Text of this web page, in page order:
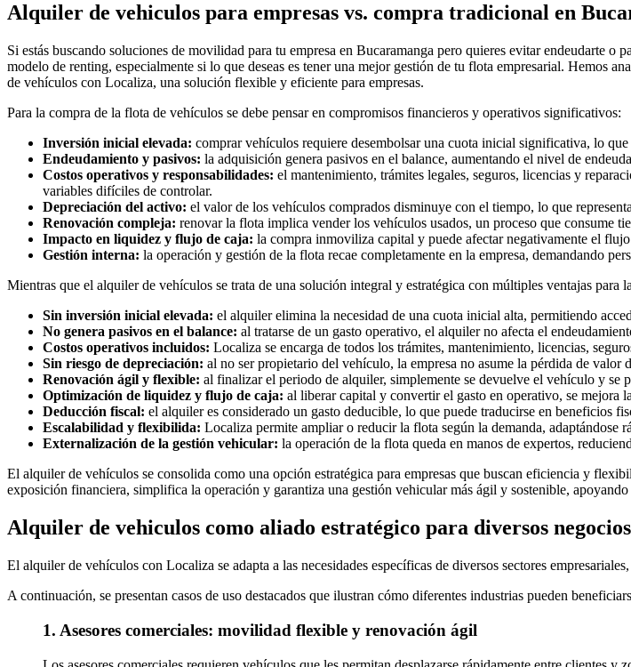
Alquiler de vehiculos para empresas vs. compra tradicional en
Si estás buscando soluciones de movilidad para tu empresa en Bucaramanga pero quieres evitar endeudarte
modelo de renting, especialmente si lo que deseas es tener una mejor gestión de tu flota empresarial. Hemos
de vehículos con Localiza, una solución flexible y eficiente para empresas.
Para la compra de la flota de vehículos se debe pensar en compromisos financieros y operativos significativos:
Inversión inicial elevada: comprar vehículos requiere desembolsar una cuota inicial significativa, lo
Endeudamiento y pasivos: la adquisición genera pasivos en el balance, aumentando el nivel de
Costos operativos y responsabilidades: el mantenimiento, trámites legales, seguros, licencias y
variables difíciles de controlar.
Depreciación del activo: el valor de los vehículos comprados disminuye con el tiempo, lo que
Renovación compleja: renovar la flota implica vender los vehículos usados, un proceso que consume
Impacto en liquidez y flujo de caja: la compra inmoviliza capital y puede afectar negativamente el
Gestión interna: la operación y gestión de la flota recae completamente en la empresa, demandando
Mientras que el alquiler de vehículos se trata de una solución integral y estratégica con múltiples ventajas para
Sin inversión inicial elevada: el alquiler elimina la necesidad de una cuota inicial alta, permitiendo
No genera pasivos en el balance: al tratarse de un gasto operativo, el alquiler no afecta el
Costos operativos incluidos: Localiza se encarga de todos los trámites, mantenimiento, licencias,
Sin riesgo de depreciación: al no ser propietario del vehículo, la empresa no asume la pérdida de valor
Renovación ágil y flexible: al finalizar el periodo de alquiler, simplemente se devuelve el vehículo y se
Optimización de liquidez y flujo de caja: al liberar capital y convertir el gasto en operativo, se
Deducción fiscal: el alquiler es considerado un gasto deducible, lo que puede traducirse en beneficios
Escalabilidad y flexibilida: Localiza permite ampliar o reducir la flota según la demanda, adaptándose
Externalización de la gestión vehicular: la operación de la flota queda en manos de expertos,
El alquiler de vehículos se consolida como una opción estratégica para empresas que buscan eficiencia y
exposición financiera, simplifica la operación y garantiza una gestión vehicular más ágil y sostenible,
Alquiler de vehiculos como aliado estratégico para diversos negocios
El alquiler de vehículos con Localiza se adapta a las necesidades específicas de diversos sectores
A continuación, se presentan casos de uso destacados que ilustran cómo diferentes industrias pueden
1. Asesores comerciales: movilidad flexible y renovación ágil